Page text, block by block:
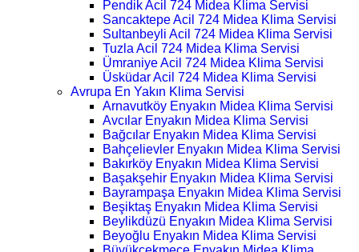
Pendik Acil 724 Midea Klima Servisi
Sancaktepe Acil 724 Midea Klima Servisi
Sultanbeyli Acil 724 Midea Klima Servisi
Tuzla Acil 724 Midea Klima Servisi
Ümraniye Acil 724 Midea Klima Servisi
Üsküdar Acil 724 Midea Klima Servisi
Avrupa En Yakın Klima Servisi
Arnavutköy Enyakın Midea Klima Servisi
Avcılar Enyakın Midea Klima Servisi
Bağcılar Enyakın Midea Klima Servisi
Bahçelievler Enyakın Midea Klima Servisi
Bakırköy Enyakın Midea Klima Servisi
Başakşehir Enyakın Midea Klima Servisi
Bayrampaşa Enyakın Midea Klima Servisi
Beşiktaş Enyakın Midea Klima Servisi
Beylikdüzü Enyakın Midea Klima Servisi
Beyoğlu Enyakın Midea Klima Servisi